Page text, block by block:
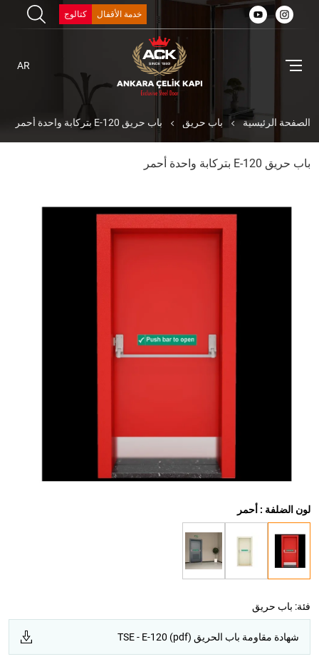
خدمة الأقفال كتالوج
AR
الصفحة الرئيسية باب حريق باب حريق E-120 بتركابة واحدة أحمر
باب حريق E-120 بتركابة واحدة أحمر
لون الضلفة : أحمر
فئة: باب حريق
شهادة مقاومة باب الحريق TSE - E-120 (pdf)